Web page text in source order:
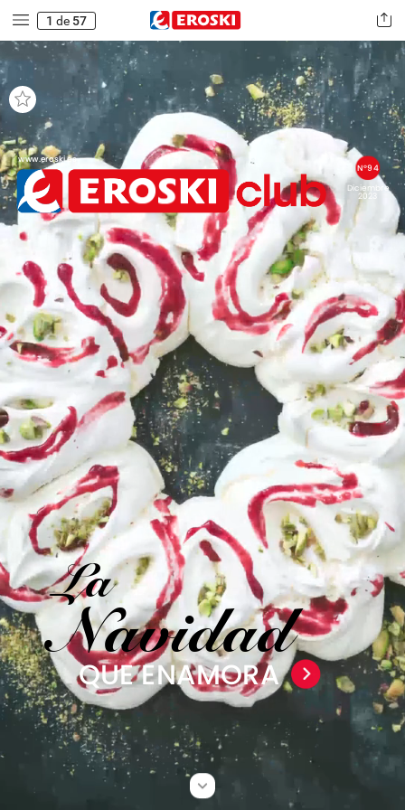
1 de 57
Diciembre
2023
Nº94
www.eroski.es
QUEENAMORA
Navidad
La